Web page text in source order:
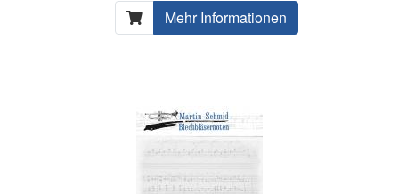
Mehr Informationen